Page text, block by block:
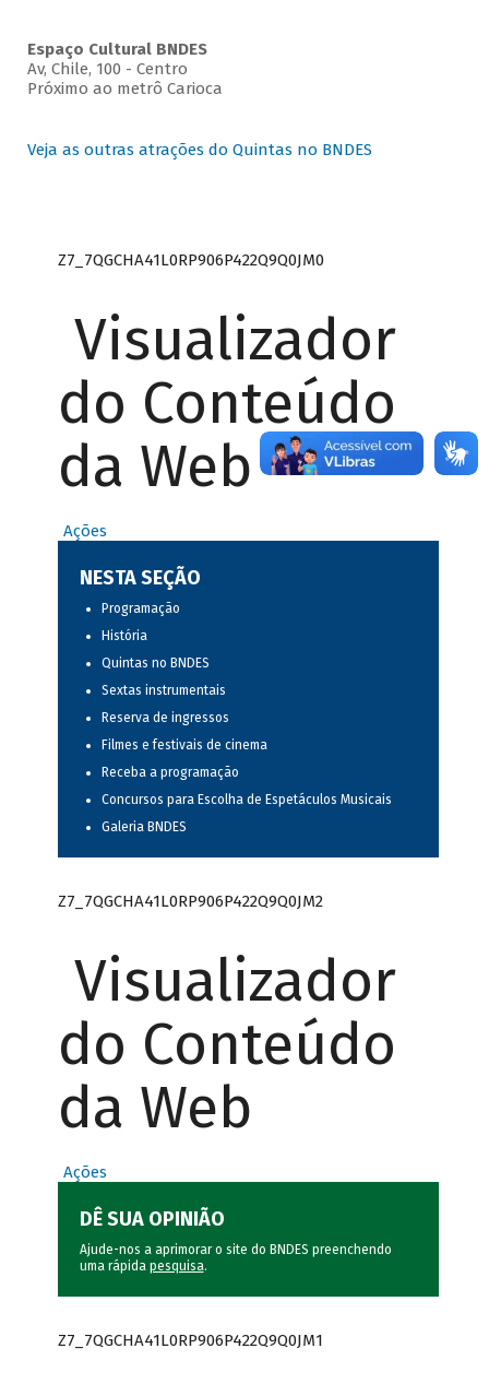
Espaço Cultural BNDES
Av, Chile, 100 - Centro
Próximo ao metrô Carioca
Veja as outras atrações do Quintas no BNDES
Z7_7QGCHA41L0RP906P422Q9Q0JM0
Visualizador
do Conteúdo
da Web
Ações
NESTA SEÇÃO
Programação
História
Quintas no BNDES
Sextas instrumentais
Reserva de ingressos
Filmes e festivais de cinema
Receba a programação
Concursos para Escolha de Espetáculos Musicais
Galeria BNDES
Z7_7QGCHA41L0RP906P422Q9Q0JM2
Visualizador
do Conteúdo
da Web
Ações
DÊ SUA OPINIÃO
Ajude-nos a aprimorar o site do BNDES preenchendo
uma rápida pesquisa.
Z7_7QGCHA41L0RP906P422Q9Q0JM1